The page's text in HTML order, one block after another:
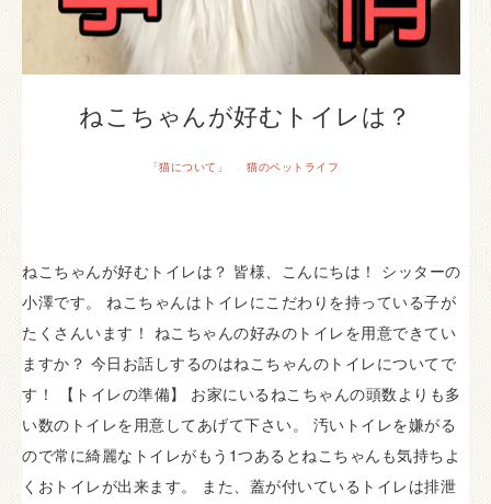
ねこちゃんが好むトイレは？
「猫について」 · 猫のペットライフ
ねこちゃんが好むトイレは？ 皆様、こんにちは！ シッターの
小澤です。 ねこちゃんはトイレにこだわりを持っている子が
たくさんいます！ ねこちゃんの好みのトイレを用意できてい
ますか？ 今日お話しするのはねこちゃんのトイレについてで
す！ 【トイレの準備】 お家にいるねこちゃんの頭数よりも多
い数のトイレを用意してあげて下さい。 汚いトイレを嫌がる
ので常に綺麗なトイレがもう1つあるとねこちゃんも気持ちよ
くおトイレが出来ます。 また、蓋が付いているトイレは排泄